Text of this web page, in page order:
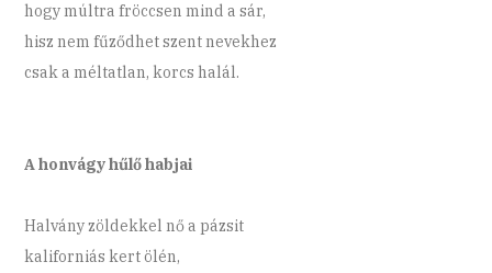
hogy múltra fröccsen mind a sár,
hisz nem fűződhet szent nevekhez
csak a méltatlan, korcs halál.
A honvágy hűlő habjai
Halvány zöldekkel nő a pázsit
kaliforniás kert ölén,